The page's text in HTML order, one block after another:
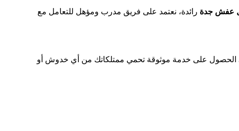
عفش جدة رائدة، نعتمد على فريق مدرب ومؤهل للتعامل مع
الحصول على خدمة موثوقة تحمي ممتلكاتك من أي خدوش أو